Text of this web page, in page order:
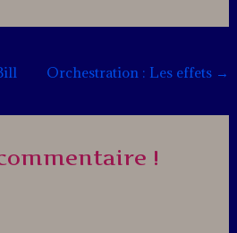
a
Orchestration : Les effets →
!